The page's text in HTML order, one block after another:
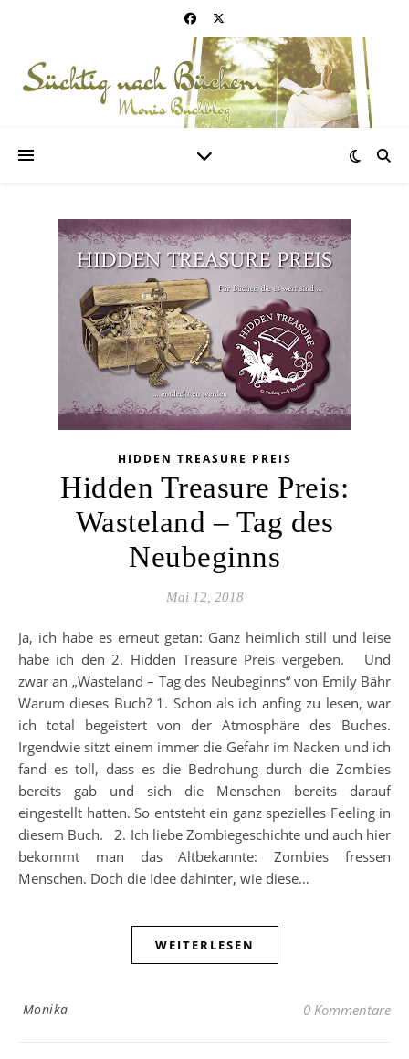
HIDDEN TREASURE PREIS
Hidden Treasure Preis:
Wasteland – Tag des
Neubeginns
Mai 12, 2018
Ja, ich habe es erneut getan: Ganz heimlich still und leise
habe ich den 2. Hidden Treasure Preis vergeben. Und
zwar an „Wasteland – Tag des Neubeginns“ von Emily Bähr
Warum dieses Buch? 1. Schon als ich anfing zu lesen, war
ich total begeistert von der Atmosphäre des Buches.
Irgendwie sitzt einem immer die Gefahr im Nacken und ich
fand es toll, dass es die Bedrohung durch die Zombies
bereits gab und sich die Menschen bereits darauf
eingestellt hatten. So entsteht ein ganz spezielles Feeling in
diesem Buch. 2. Ich liebe Zombiegeschichte und auch hier
bekommt man das Altbekannte: Zombies fressen
Menschen. Doch die Idee dahinter, wie diese…
WEITERLESEN
Monika 0 Kommentare